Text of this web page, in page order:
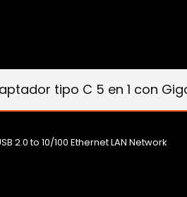
tipo C 5 en 1 con